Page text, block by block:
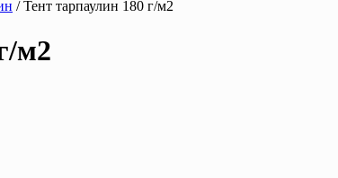
/ Тент тарпаулин 180 г/м2
м2